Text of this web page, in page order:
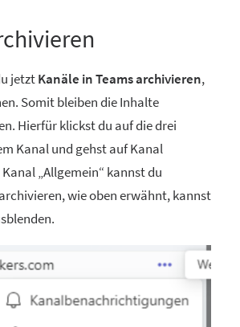
jetztKanäle in Teams archivieren,
Somit bleiben die Inhalte
Hierfür klickst du auf die drei
Kanal und gehst auf Kanal
„Allgemein“ kannst du
wie oben erwähnt, kannst